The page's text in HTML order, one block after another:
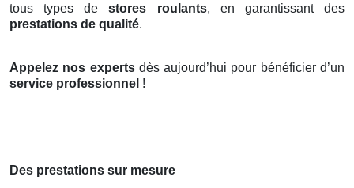
tous types destores roulants, en garantissant des
prestations de qualité.
Appelez nos expertsdès aujourd’hui pour bénéficier d’un
service professionnel !
Des prestations sur mesure